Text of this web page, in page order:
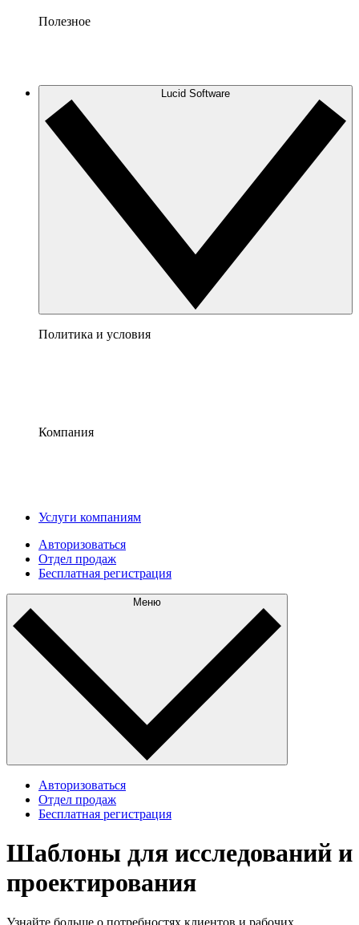
Полезное
Lucid Software
Политика и условия
Компания
Услуги компаниям
Авторизоваться
Отдел продаж
Бесплатная регистрация
Меню
Авторизоваться
Отдел продаж
Бесплатная регистрация
Шаблоны для исследований и
проектирования
Узнайте больше о потребностях клиентов и рабочих